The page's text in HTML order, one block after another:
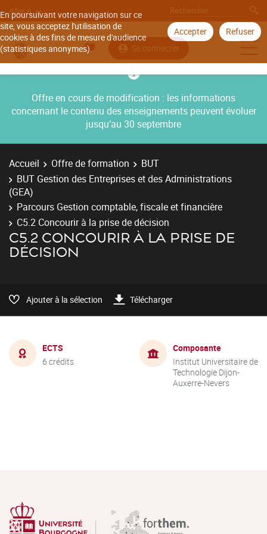
En poursuivant votre navigation sur ce
site, vous acceptez l'utilisation de
cookies à des fins de mesure d'audience
(statistiques anonymes).
Accepter Refuser
Aller à
Se connecter
Offre en cours de modification : les informations
concernant le contenu des enseignements peuvent évoluer
jusqu’au 30 septembre
Accueil Offre de formation
BUT
BUT Gestion des Entreprises et des Administrations
(GEA)
Parcours Gestion comptable, fiscale et financière
C5.2 Concourir à la prise de décision
C5.2 CONCOURIR À LA PRISE DE
DÉCISION
Ajouter à la sélection Télécharger
ECTS
6 crédits
Composante
Institut Universitaire de
Technologie Dijon-
Auxerre-Nevers